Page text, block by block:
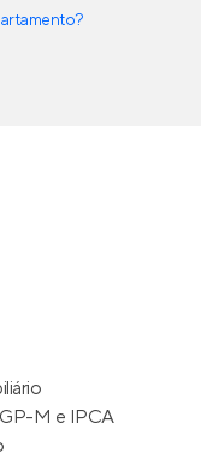
M e IPCA